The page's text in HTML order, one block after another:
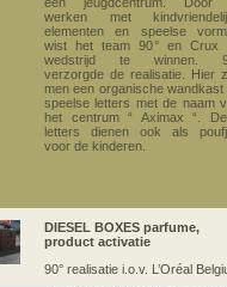
werken met
elementen en speelse
wist het team 90° en Crux
wedstrijd te winnen.
verzorgde de realisatie. Hier
men een organische wandkast
speelse letters met de naam
het centrum “ Aximax “.
letters dienen ook als
voor de kinderen.
DIESEL BOXES parfume,
product activatie
90° realisatie i.o.v. L’Oréal